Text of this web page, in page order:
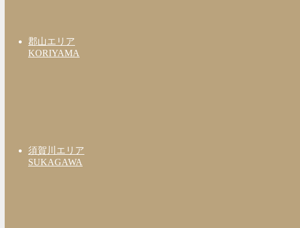
郡山エリア
KORIYAMA
須賀川エリア
SUKAGAWA